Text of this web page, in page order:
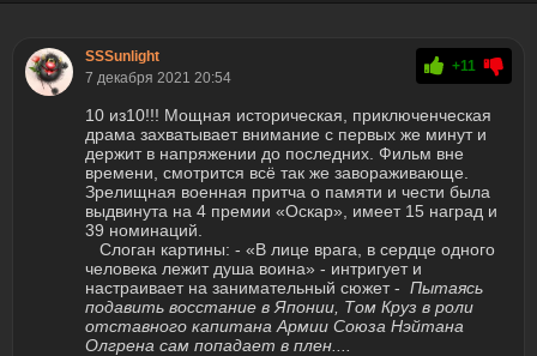
SSSunlight
7 декабря 2021 20:54
+11
10 из10!!! Мощная историческая, приключенческая
драма захватывает внимание с первых же минут и
держит в напряжении до последних. Фильм вне
времени, смотрится всё так же завораживающе.
Зрелищная военная притча о памяти и чести была
выдвинута на 4 премии «Оскар», имеет 15 наград и
39 номинаций.
Слоган картины: - «В лице врага, в сердце одного
человека лежит душа воина» - интригует и
настраивает на занимательный сюжет - Пытаясь
подавить восстание в Японии, Том Круз в роли
отставного капитана Армии Союза Нэйтана
Олгрена сам попадает в плен....